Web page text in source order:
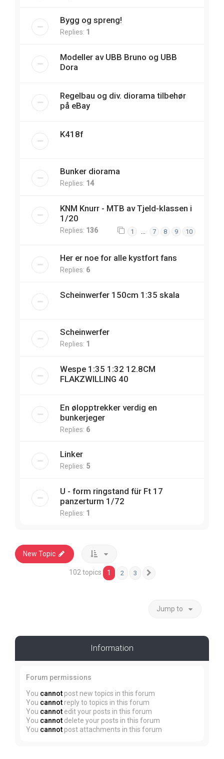
Bygg og spreng!
Replies: 1
Modeller av UBB Bruno og UBB
Dora
Regelbau og div. diorama tilbehør
på eBay
K418f
Bunker diorama
Replies: 14
KNM Knurr - MTB av Tjeld-klassen i
1/20
Replies: 136 1 7 8 9 10
Her er noe for alle kystfort fans
Replies: 6
Scheinwerfer 150cm 1:35 skala
Scheinwerfer
Replies: 1
Wespe 1:35 1:32 12.8CM
FLAKZWILLING 40
En ølopptrekker verdig en
bunkerjeger
Replies: 6
Linker
Replies: 5
U - form ringstand für Ft 17
panzerturm 1/72
Replies: 1
New Topic
102 topics 1 2 3
Jump to
Information
Forum permissions
You cannot post new topics in this forum
You cannot reply to topics in this forum
You cannot edit your posts in this forum
You cannot delete your posts in this forum
You cannot post attachments in this forum